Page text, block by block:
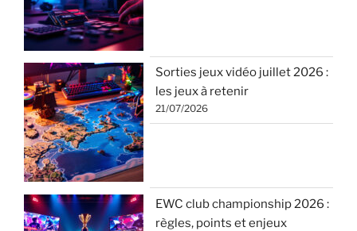
Sorties jeux vidéo juillet 2026 :
les jeux à retenir
21/07/2026
EWC club championship 2026 :
règles, points et enjeux